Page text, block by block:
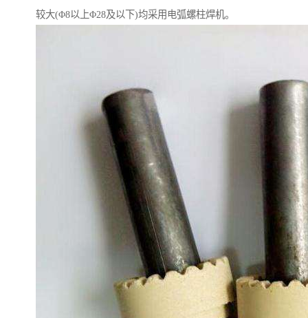
较大(Φ8以上Φ28及以下)均采用电弧螺柱焊机。